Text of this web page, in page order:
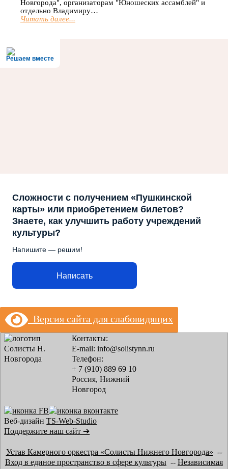
Новгорода", организаторам "Юношеских ассамблей" и
отдельно Владимиру…
Читать далее...
Решаем вместе
Сложности с получением «Пушкинской
карты» или приобретением билетов?
Знаете, как улучшить работу учреждений
культуры?
Напишите — решим!
Написать
Версия сайта для слабовидящих
Контакты:
E-mail: info@solistynn.ru
Телефон:
+ 7 (910) 889 69 10
Россия, Нижний
Новгород
Веб-дизайнTS-Web-Studio
Поддержите наш сайт ➔
Устав Камерного оркестра «Солисты Нижнего Новгорода» --
Вход в единое пространство в сфере культуры -- Независимая